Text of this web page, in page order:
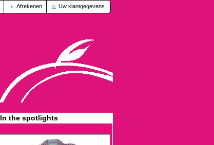
Afrekenen Uw klantgegevens
In the spotlights